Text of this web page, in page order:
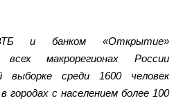
и банком «Открытие»
макрорегионах России
выборке среди 1600 человек
городах с населением более 100